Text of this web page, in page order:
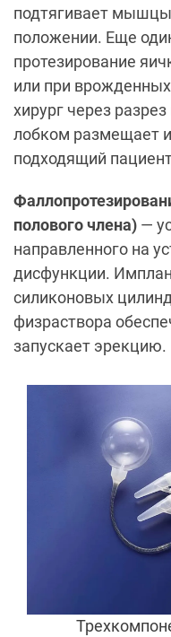
подтягивает
положении. Еще
протезирование
или при
хирург через
лобком размещает
подходящий
полового члена) —
направленного на
дисфункции.
силиконовых
физраствора
запускает эрекцию.